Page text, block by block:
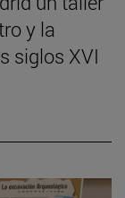
y la
siglos XVI